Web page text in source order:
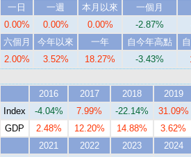
一日
一週 本月以來 一個月
0.00%
0.00% 0.00% -2.87%
六個月
今年以來 一年 自今年高點
2.00%
3.52% 18.27% -3.43%
2016 2017 2018 2019
Index
-4.04% 7.99% -22.14% 31.09%
GDP
2.48% 12.20% 14.88% 3.62%
2021
2022 2023 2024